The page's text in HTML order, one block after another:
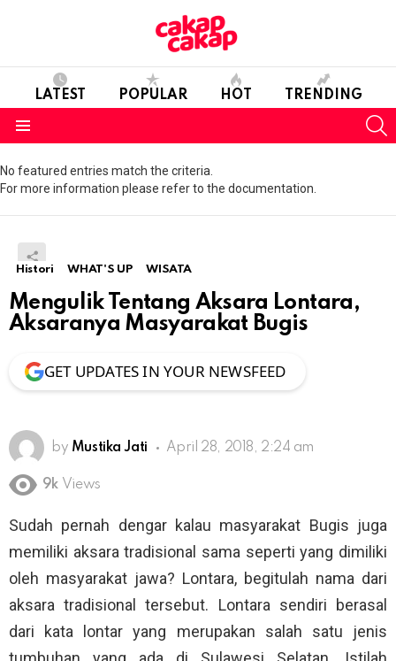
LATEST POPULAR HOT TRENDING
No featured entries match the criteria.
For more information please refer to the documentation.
Histori WHAT'S UP WISATA
Mengulik Tentang Aksara Lontara,
Aksaranya Masyarakat Bugis
GET UPDATES IN YOUR NEWSFEED
by Mustika Jati April 28, 2018, 2:24 am
9k Views
Sudah pernah dengar kalau masyarakat Bugis juga
memiliki aksara tradisional sama seperti yang dimiliki
oleh masyarakat jawa? Lontara, begitulah nama dari
aksara tradisional tersebut. Lontara sendiri berasal
dari kata lontar yang merupakan salah satu jenis